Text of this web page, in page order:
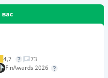
4,7
73
FinAwards 2026